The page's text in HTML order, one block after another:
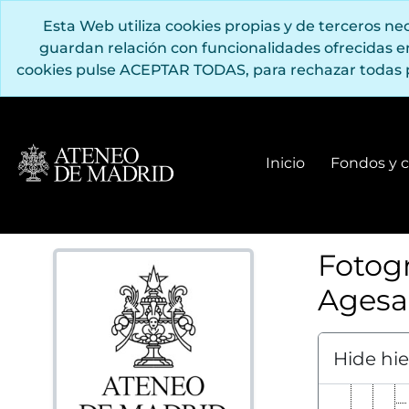
Esta Web utiliza cookies propias y de terceros
guardan relación con funcionalidades ofrecidas
cookies pulse ACEPTAR TODAS, para rechazar
Inicio Fondos y
Hide